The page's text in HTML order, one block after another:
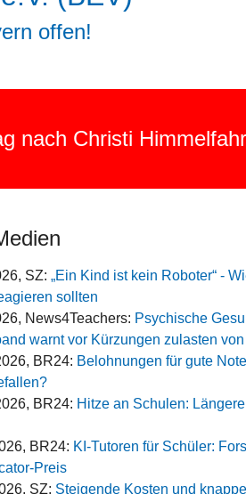
offen!
nach Christi
SZ: „Ein Kind ist kein Roboter“ -
sollten
News4Teachers: Psychische
warnt vor Kürzungen zulasten
BR24: Belohnungen für gute
BR24: Hitze an Schulen:
BR24: KI-Tutoren für Schüler:
Preis
SZ: Steigende Kosten und